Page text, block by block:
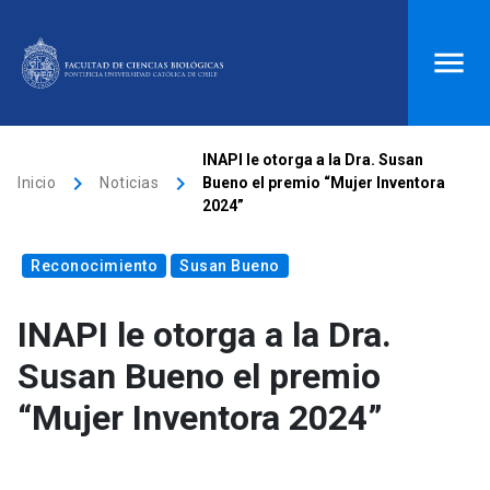
Biblioteca launch Donaciones launch
search
Inicio
Quiénes somos
Inicio keyboard_arrow_right Noticias keyboard_arrow_right
INAPI le otorga a la Dra. Susan
Bueno el premio “Mujer Inventora
2024”
Reconocimiento Susan Bueno
INAPI le otorga a la Dra.
Susan Bueno el premio
“Mujer Inventora 2024”